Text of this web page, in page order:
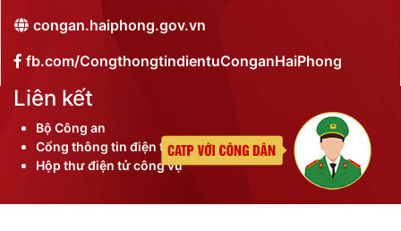
congan.haiphong.gov.vn
fb.com/CongthongtindientuConganHaiPhong
Liên kết
Bộ Công an
Cổng thông tin điện tử thành phố
Hộp thư điện tử công vụ